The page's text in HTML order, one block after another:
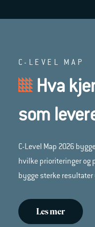
C-LEVEL MAP
Hva
som
C-Level Map 2026
hvilke prioriteringer og
bygge sterke
Les mer